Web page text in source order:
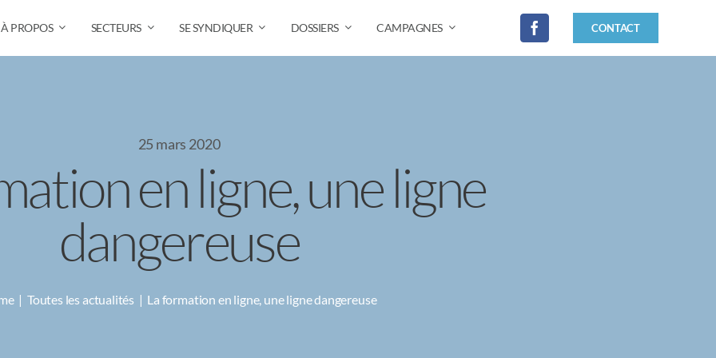
À PROPOS SECTEURS SE SYNDIQUER DOSSIERS CAMPAGNES CONTACT
25 mars 2020
en ligne, une ligne
dangereuse
Toutes les actualités La formation en ligne, une ligne dangereuse